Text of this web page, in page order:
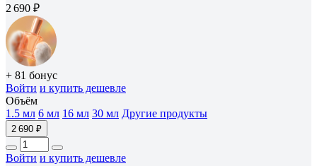
2 690 ₽
+ 81 бонус
Войти и купить дешевле
Объём
1.5 мл 6 мл 16 мл 30 мл Другие продукты
2 690 ₽
Войти и купить дешевле